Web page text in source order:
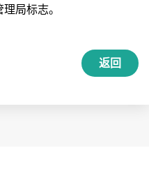
局标志。
返回